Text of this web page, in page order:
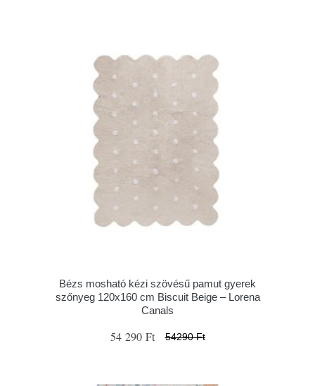
Bézs mosható kézi szövésű pamut gyerek
szőnyeg 120x160 cm Biscuit Beige – Lorena
Canals
54 290 Ft 54290 Ft